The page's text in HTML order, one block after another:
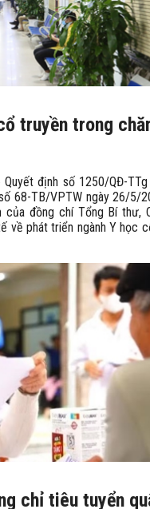
truyền trong
định số 1250/QĐ-
68-TB/VPTW ngày 26/5/
của đồng chí Tổng Bí thư,
về phát triển ngành Y học
chỉ tiêu tuyển